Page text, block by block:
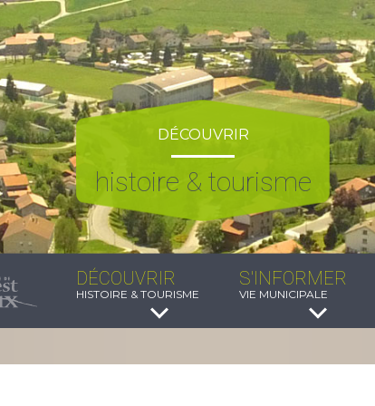
DÉCOUVRIR
histoire & tourisme
DÉCOUVRIR
HISTOIRE & TOURISME
S'INFORMER
VIE MUNICIPALE